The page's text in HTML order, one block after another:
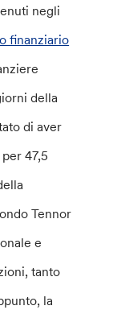
negli
finanziario
della
di aver
47,5
Tennor
e
tanto
la